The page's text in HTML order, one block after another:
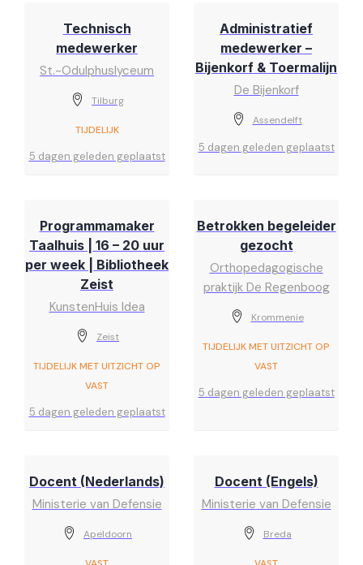
Technisch
medewerker
St.-Odulphuslyceum
Tilburg
TIJDELIJK
5 dagen geleden geplaatst
Administratief
medewerker –
Bijenkorf & Toermalijn
De Bijenkorf
Assendelft
5 dagen geleden geplaatst
Programmamaker
Taalhuis | 16 – 20 uur
per week | Bibliotheek
Zeist
KunstenHuis Idea
Zeist
TIJDELIJK MET UITZICHT OP
VAST
5 dagen geleden geplaatst
Betrokken begeleider
gezocht
Orthopedagogische
praktijk De Regenboog
Krommenie
TIJDELIJK MET UITZICHT OP
VAST
5 dagen geleden geplaatst
Docent (Nederlands)
Ministerie van Defensie
Apeldoorn
Docent (Engels)
Ministerie van Defensie
Breda